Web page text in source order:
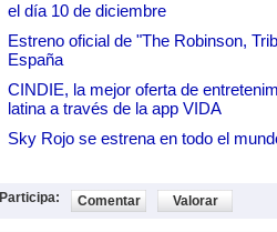
el día 10 de diciembre
Estreno oficial de "The Robinson,
España
CINDIE, la mejor oferta de
latina a través de la app VIDA
Sky Rojo se estrena en todo el
Participa: Comentar Valorar